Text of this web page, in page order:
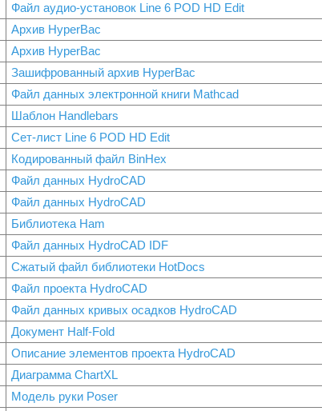
Файл аудио-установок Line 6 POD HD Edit
Архив HyperBac
Архив HyperBac
Зашифрованный архив HyperBac
Файл данных электронной книги Mathcad
Шаблон Handlebars
Сет-лист Line 6 POD HD Edit
Кодированный файл BinHex
Файл данных HydroCAD
Файл данных HydroCAD
Библиотека Ham
Файл данных HydroCAD IDF
Сжатый файл библиотеки HotDocs
Файл проекта HydroCAD
Файл данных кривых осадков HydroCAD
Документ Half-Fold
Описание элементов проекта HydroCAD
Диаграмма ChartXL
Модель руки Poser